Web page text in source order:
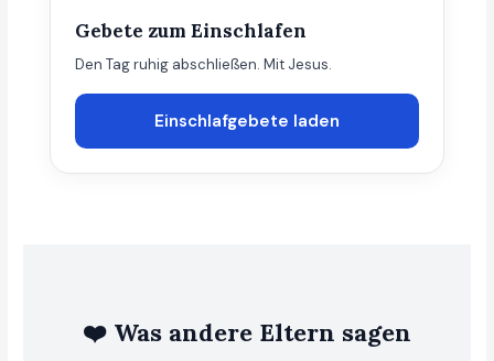
Gebete zum Einschlafen
Den Tag ruhig abschließen. Mit Jesus.
Einschlafgebete laden
❤️ Was andere Eltern sagen